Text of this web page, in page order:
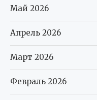
Май 2026
Апрель 2026
Март 2026
Февраль 2026